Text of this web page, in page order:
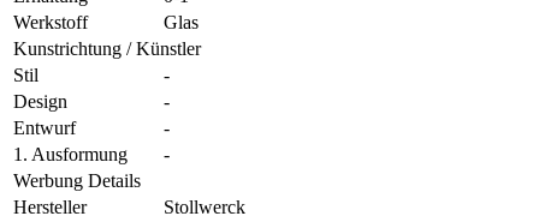
Werkstoff
Glas
Kunstrichtung / Künstler
Stil
-
Design
-
Entwurf
-
1. Ausformung
-
Werbung Details
Hersteller
Stollwerck